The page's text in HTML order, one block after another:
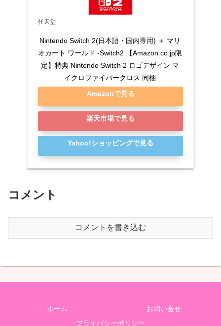
任天堂
Nintendo Switch 2(日本語・国内専用) ＋ マリ
オカート ワールド -Switch2 【Amazon.co.jp限
定】特典 Nintendo Switch 2 ロゴデザイン マ
イクロファイバークロス 同梱
Amazonで見る
楽天市場で見る
Yahoo!ショッピングで見る
コメント
コメントを書き込む
ホーム
お問い合せ
プライバシーポリシー